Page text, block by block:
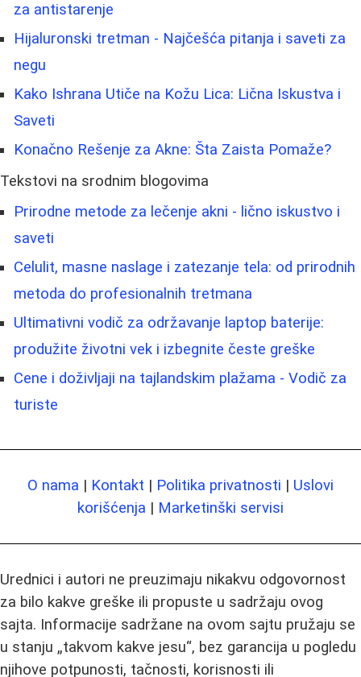
za antistarenje
Hijaluronski tretman - Najčešća pitanja i saveti za
negu
Kako Ishrana Utiče na Kožu Lica: Lična Iskustva i
Saveti
Konačno Rešenje za Akne: Šta Zaista Pomaže?
Tekstovi na srodnim blogovima
Prirodne metode za lečenje akni - lično iskustvo i
saveti
Celulit, masne naslage i zatezanje tela: od prirodnih
metoda do profesionalnih tretmana
Ultimativni vodič za održavanje laptop baterije:
produžite životni vek i izbegnite česte greške
Cene i doživljaji na tajlandskim plažama - Vodič za
turiste
O nama | Kontakt | Politika privatnosti | Uslovi
korišćenja | Marketinški servisi
Urednici i autori ne preuzimaju nikakvu odgovornost
za bilo kakve greške ili propuste u sadržaju ovog
sajta. Informacije sadržane na ovom sajtu pružaju se
u stanju „takvom kakve jesu“, bez garancija u pogledu
njihove potpunosti, tačnosti, korisnosti ili